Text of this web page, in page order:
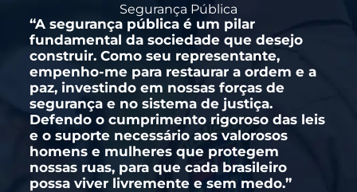
Segurança Pública
“A segurança pública é um pilar
fundamental da sociedade que desejo
construir. Como seu representante,
empenho-me para restaurar a ordem e a
paz, investindo em nossas forças de
segurança e no sistema de justiça.
Defendo o cumprimento rigoroso das leis
e o suporte necessário aos valorosos
homens e mulheres que protegem
nossas ruas, para que cada brasileiro
possa viver livremente e sem medo.”